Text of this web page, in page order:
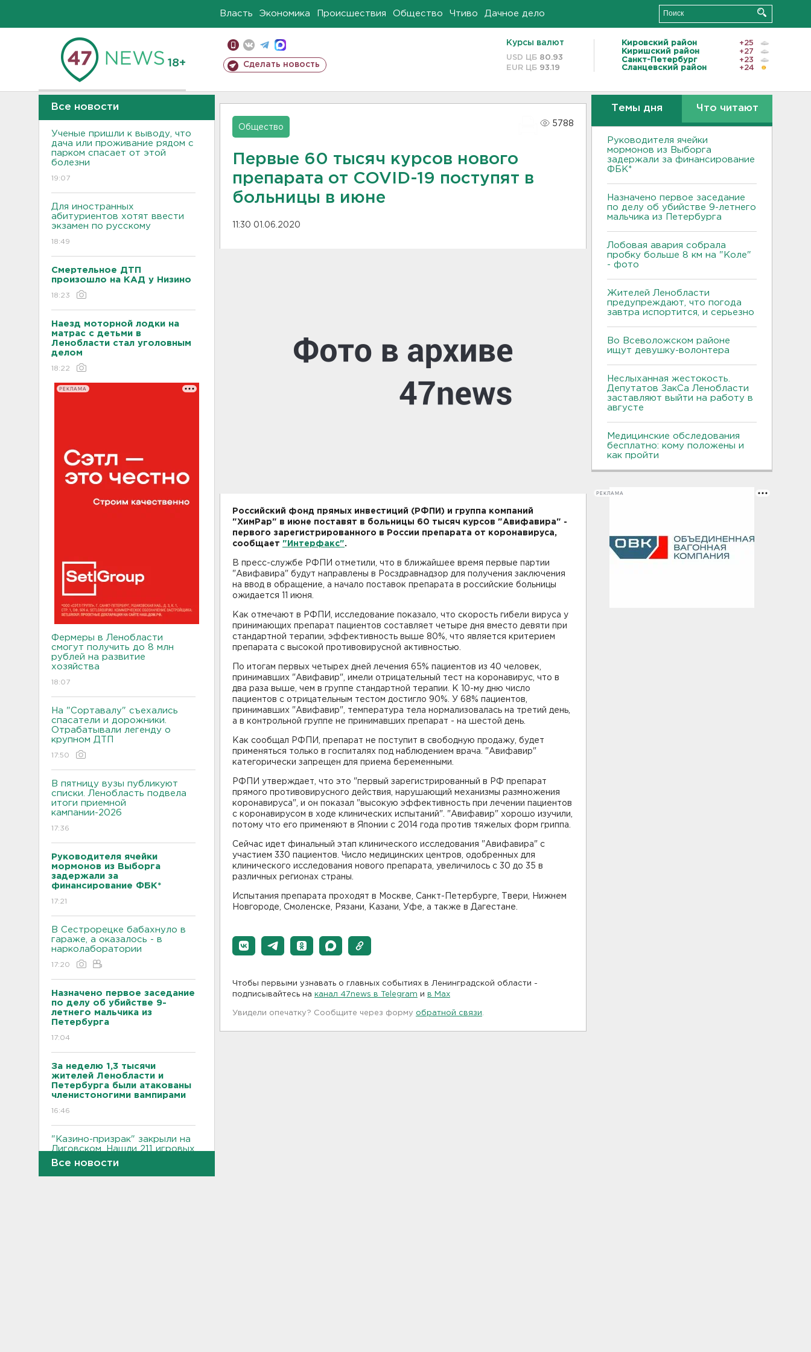
Власть Экономика Происшествия Общество Чтиво Дачное дело
18+ Сделать новость
Курсы валют
USD ЦБ 80.93
EUR ЦБ 93.19
Кировский район
+25
Киришский район
+27
Санкт-Петербург
+23
Сланцевский район
+24
Все новости
Ученые пришли к выводу, что
дача или проживание рядом с
парком спасает от этой
болезни
19:07
Для иностранных
абитуриентов хотят ввести
экзамен по русскому
18:49
Смертельное ДТП
произошло на КАД у Низино
18:23
Наезд моторной лодки на
матрас с детьми в
Ленобласти стал уголовным
делом
18:22
РЕКЛАМА
Фермеры в Ленобласти
смогут получить до 8 млн
рублей на развитие
хозяйства
18:07
На "Сортавалу" съехались
спасатели и дорожники.
Отрабатывали легенду о
крупном ДТП
17:50
В пятницу вузы публикуют
списки. Ленобласть подвела
итоги приемной
кампании-2026
17:36
Руководителя ячейки
мормонов из Выборга
задержали за
финансирование ФБК*
17:21
В Сестрорецке бабахнуло в
гараже, а оказалось - в
нарколаборатории
17:20
Назначено первое заседание
по делу об убийстве 9-
летнего мальчика из
Петербурга
17:04
За неделю 1,3 тысячи
жителей Ленобласти и
Петербурга были атакованы
членистоногими вампирами
16:46
"Казино-призрак" закрыли на
Лиговском. Нашли 211 игровых
автоматов
Все новости
Общество
5788
Первые 60 тысяч курсов нового
препарата от COVID-19 поступят в
больницы в июне
11:30 01.06.2020
Российский фонд прямых инвестиций (РФПИ) и группа компаний
"ХимРар" в июне поставят в больницы 60 тысяч курсов "Авифавира" -
первого зарегистрированного в России препарата от коронавируса,
сообщает "Интерфакс".
В пресс-службе РФПИ отметили, что в ближайшее время первые партии
"Авифавира" будут направлены в Росздравнадзор для получения заключения
на ввод в обращение, а начало поставок препарата в российские больницы
ожидается 11 июня.
Как отмечают в РФПИ, исследование показало, что скорость гибели вируса у
принимающих препарат пациентов составляет четыре дня вместо девяти при
стандартной терапии, эффективность выше 80%, что является критерием
препарата с высокой противовирусной активностью.
По итогам первых четырех дней лечения 65% пациентов из 40 человек,
принимавших "Авифавир", имели отрицательный тест на коронавирус, что в
два раза выше, чем в группе стандартной терапии. К 10-му дню число
пациентов с отрицательным тестом достигло 90%. У 68% пациентов,
принимавших "Авифавир", температура тела нормализовалась на третий день,
а в контрольной группе не принимавших препарат - на шестой день.
Как сообщал РФПИ, препарат не поступит в свободную продажу, будет
применяться только в госпиталях под наблюдением врача. "Авифавир"
категорически запрещен для приема беременными.
РФПИ утверждает, что это "первый зарегистрированный в РФ препарат
прямого противовирусного действия, нарушающий механизмы размножения
коронавируса", и он показал "высокую эффективность при лечении пациентов
c коронавирусом в ходе клинических испытаний". "Авифавир" хорошо изучили,
потому что его применяют в Японии с 2014 года против тяжелых форм гриппа.
Сейчас идет финальный этап клинического исследования "Авифавира" с
участием 330 пациентов. Число медицинских центров, одобренных для
клинического исследования нового препарата, увеличилось с 30 до 35 в
различных регионах страны.
Испытания препарата проходят в Москве, Санкт-Петербурге, Твери, Нижнем
Новгороде, Смоленске, Рязани, Казани, Уфе, а также в Дагестане.
Чтобы первыми узнавать о главных событиях в Ленинградской области -
подписывайтесь на канал 47news в Telegram и в Maх
Увидели опечатку? Сообщите через форму обратной связи
Темы дня Что читают
Руководителя ячейки
мормонов из Выборга
задержали за финансирование
ФБК*
Назначено первое заседание
по делу об убийстве 9-летнего
мальчика из Петербурга
Лобовая авария собрала
пробку больше 8 км на "Коле"
- фото
Жителей Ленобласти
предупреждают, что погода
завтра испортится, и серьезно
Во Всеволожском районе
ищут девушку-волонтера
Неслыханная жестокость.
Депутатов ЗакСа Ленобласти
заставляют выйти на работу в
августе
Медицинские обследования
бесплатно: кому положены и
как пройти
РЕКЛАМА